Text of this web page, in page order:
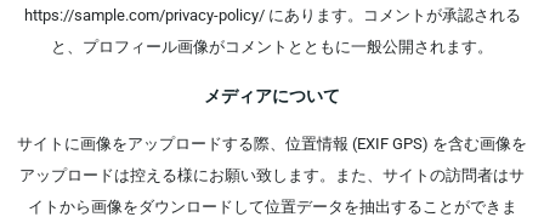
https://sample.com/privacy-policy/ にあります。コメントが承認される
と、プロフィール画像がコメントとともに一般公開されます。
メディアについて
サイトに画像をアップロードする際、位置情報 (EXIF GPS) を含む画像を
アップロードは控える様にお願い致します。また、サイトの訪問者はサ
イトから画像をダウンロードして位置データを抽出することができま